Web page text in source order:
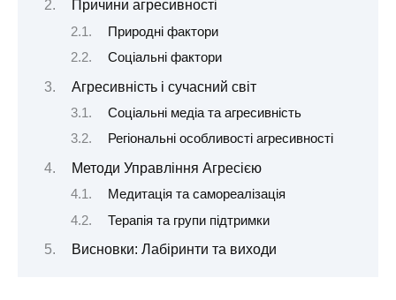
Причини агресивності
Природні фактори
Соціальні фактори
Агресивність і сучасний світ
Соціальні медіа та агресивність
Регіональні особливості агресивності
Методи Управління Агресією
Медитація та самореалізація
Терапія та групи підтримки
Висновки: Лабіринти та виходи